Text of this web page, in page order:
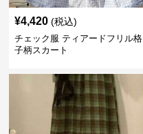
¥4,420 (税込)
チェック服 ティアードフリル格
子柄スカート